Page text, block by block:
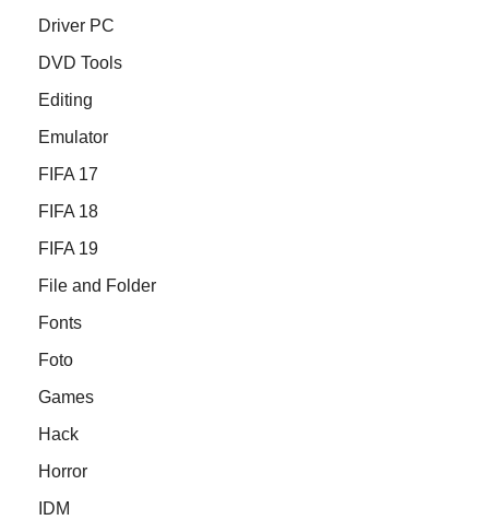
Driver PC
DVD Tools
Editing
Emulator
FIFA 17
FIFA 18
FIFA 19
File and Folder
Fonts
Foto
Games
Hack
Horror
IDM